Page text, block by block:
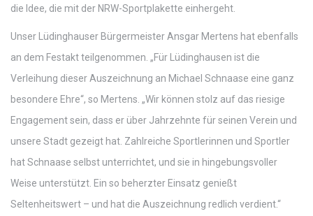
die Idee, die mit der NRW-Sportplakette einhergeht.
Unser Lüdinghauser Bürgermeister Ansgar Mertens hat ebenfalls
an dem Festakt teilgenommen. „Für Lüdinghausen ist die
Verleihung dieser Auszeichnung an Michael Schnaase eine ganz
besondere Ehre“, so Mertens. „Wir können stolz auf das riesige
Engagement sein, dass er über Jahrzehnte für seinen Verein und
unsere Stadt gezeigt hat. Zahlreiche Sportlerinnen und Sportler
hat Schnaase selbst unterrichtet, und sie in hingebungsvoller
Weise unterstützt. Ein so beherzter Einsatz genießt
Seltenheitswert – und hat die Auszeichnung redlich verdient.“